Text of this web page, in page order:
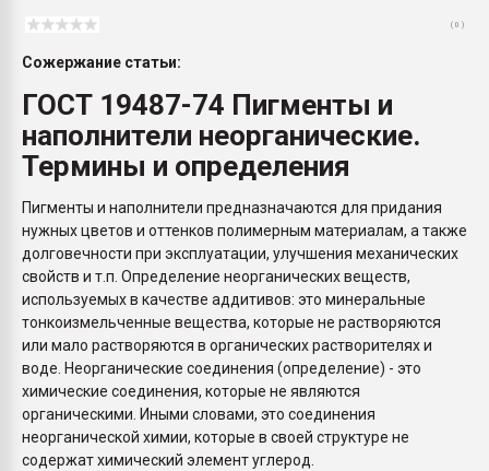
Всё, что касается
( 0 )
Сожержание статьи:
ГОСТ 19487-74 Пигменты и
наполнители неорганические.
Термины и определения
Пигменты и наполнители предназначаются для придания
нужных цветов и оттенков полимерным материалам, а также
долговечности при эксплуатации, улучшения механических
свойств и т.п. Определение неорганических веществ,
используемых в качестве аддитивов: это минеральные
тонкоизмельченные вещества, которые не растворяются
или мало растворяются в органических растворителях и
воде. Неорганические соединения (определение) - это
химические соединения, которые не являются
органическими. Иными словами, это соединения
неорганической химии, которые в своей структуре не
содержат химический элемент углерод.